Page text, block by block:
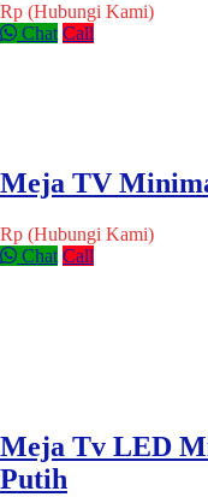
Rp (Hubungi Kami)
Chat Call
Meja TV
Rp (Hubungi Kami)
Chat Call
Meja Tv LED
Putih